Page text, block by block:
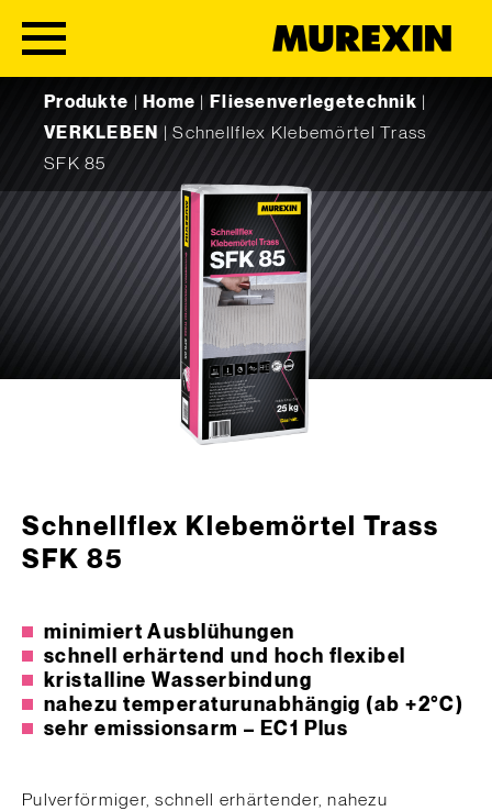
Produkte
Home Fliesenverlegetechnik
VERKLEBEN
|Schnellflex Klebemörtel Trass
SFK 85
Schnellflex Klebemörtel Trass
SFK 85
minimiert Ausblühungen
schnell erhärtend und hoch flexibel
kristalline Wasserbindung
nahezu temperaturunabhängig (ab +2°C)
sehr emissionsarm – EC1 Plus
Pulverförmiger, schnell erhärtender, nahezu